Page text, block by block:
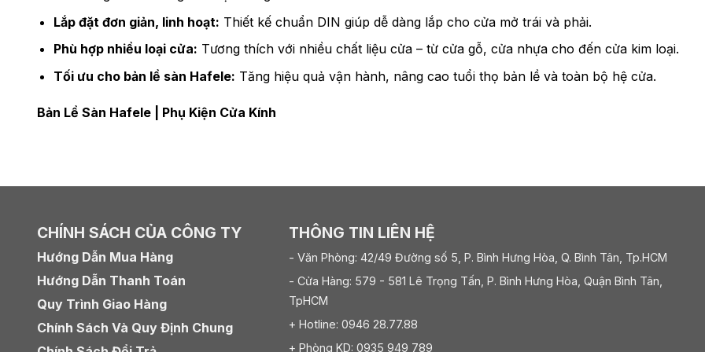
Lắp đặt đơn giản, linh hoạt: Thiết kế chuẩn DIN giúp dễ dàng lắp cho cửa mở trái và phải.
Phù hợp nhiều loại cửa: Tương thích với nhiều chất liệu cửa – từ cửa gỗ, cửa nhựa cho đến cửa kim loại.
Tối ưu cho bản lề sàn Hafele: Tăng hiệu quả vận hành, nâng cao tuổi thọ bản lề và toàn bộ hệ cửa.
Bản Lề Sàn Hafele Phụ Kiện Cửa Kính
CHÍNH SÁCH CỦA CÔNG TY
Hướng Dẫn Mua Hàng
Hướng Dẫn Thanh Toán
Quy Trình Giao Hàng
Chính Sách Và Quy Định Chung
THÔNG TIN LIÊN HỆ
- Văn Phòng: 42/49 Đường số 5, P. Bình Hưng Hòa, Q. Bình Tân, Tp.HCM
- Cửa Hàng: 579 - 581 Lê Trọng Tấn, P. Bình Hưng Hòa, Quận Bình Tân,
TpHCM
+ Hotline: 0946 28.77.88
+ Phòng KD: 0935 949 789